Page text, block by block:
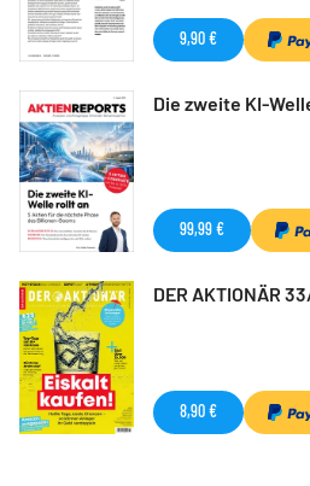
9,90 €
Die zweite KI-
99,99 €
DER AKTIONÄR
8,90 €